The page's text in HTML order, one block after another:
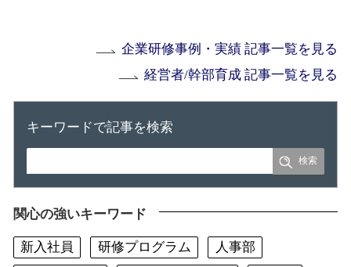
企業研修事例・実績 記事一覧を見る
経営者/幹部育成 記事一覧を見る
キーワードで記事を検索
関心の強いキーワード
新入社員 研修プログラム
人事部